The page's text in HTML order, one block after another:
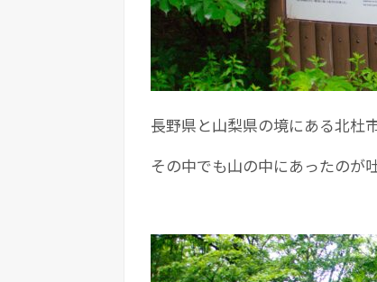
長野県と山梨県の境にある北杜
その中でも山の中にあったのが